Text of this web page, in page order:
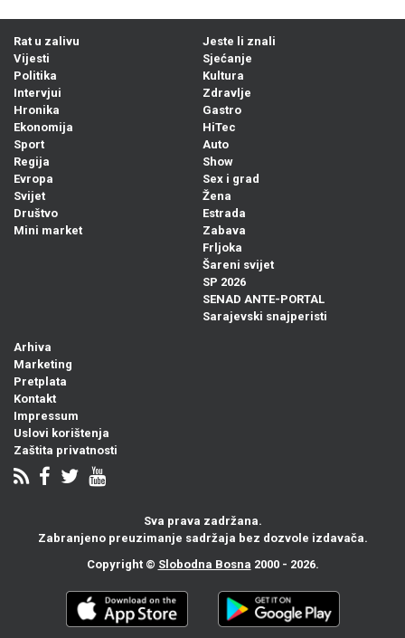
Rat u zalivu
Vijesti
Politika
Intervjui
Hronika
Ekonomija
Sport
Regija
Evropa
Svijet
Društvo
Mini market
Jeste li znali
Sjećanje
Kultura
Zdravlje
Gastro
HiTec
Auto
Show
Sex i grad
Žena
Estrada
Zabava
Frljoka
Šareni svijet
SP 2026
SENAD ANTE-PORTAL
Sarajevski snajperisti
Arhiva
Marketing
Pretplata
Kontakt
Impressum
Uslovi korištenja
Zaštita privatnosti
Sva prava zadržana.
Zabranjeno preuzimanje sadržaja bez dozvole izdavača.
Copyright © Slobodna Bosna 2000 - 2026.